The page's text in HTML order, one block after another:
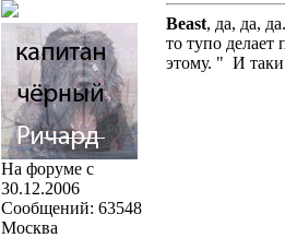
На форуме с
30.12.2006
Сообщений: 63548
Москва
Beast, да, да,
то тупо
этому. " И